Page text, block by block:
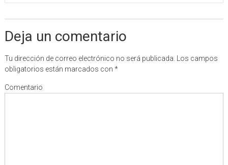
Deja un comentario
Tu dirección de correo electrónico no será publicada. Los campos
obligatorios están marcados con *
Comentario